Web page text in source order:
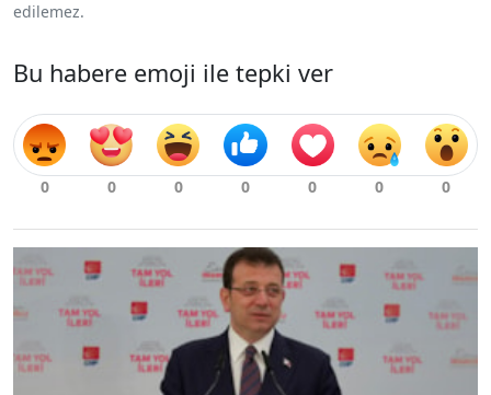
edilemez.
Bu habere emoji ile tepki ver